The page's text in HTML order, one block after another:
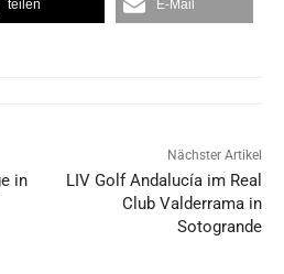
teilen E-Mail
in
Nächster Artikel
LIV Golf Andalucía im Real
Club Valderrama in
Sotogrande